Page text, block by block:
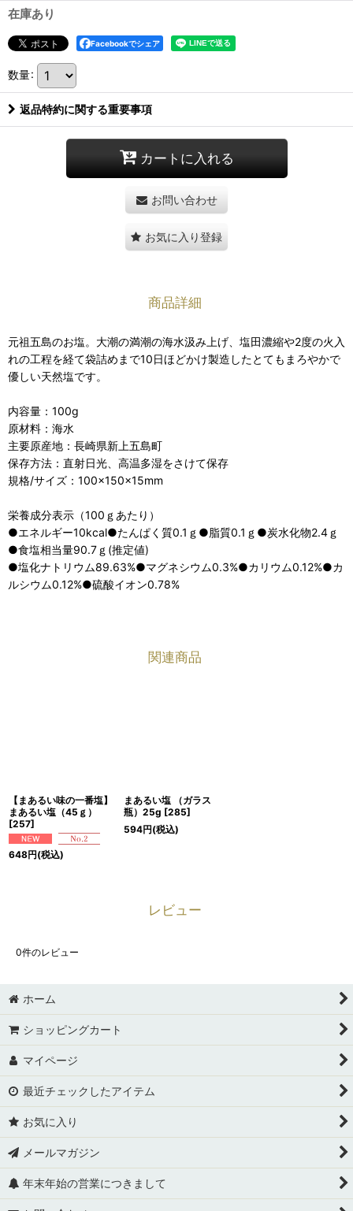
在庫あり
Facebookでシェア
数量:
返品特約に関する重要事項
カートに入れる
お問い合わせ
お気に入り登録
商品詳細
元祖五島のお塩。大潮の満潮の海水汲み上げ、塩田濃縮や2度の火入
れの工程を経て袋詰めまで10日ほどかけ製造したとてもまろやかで
優しい天然塩です。
内容量：100g
原材料：海水
主要原産地：長崎県新上五島町
保存方法：直射日光、高温多湿をさけて保存
規格/サイズ：100×150×15mm
栄養成分表示（100ｇあたり）
●エネルギー10kcal●たんぱく質0.1ｇ●脂質0.1ｇ●炭水化物2.4ｇ
●食塩相当量90.7ｇ(推定値)
●塩化ナトリウム89.63%●マグネシウム0.3%●カリウム0.12%●カ
ルシウム0.12%●硫酸イオン0.78%
関連商品
【まあるい味の一番塩】
まあるい塩（45ｇ）
[257]
648円(税込)
まあるい塩 （ガラス
瓶）25g [285]
594円(税込)
レビュー
0件のレビュー
ホーム
ショッピングカート
マイページ
最近チェックしたアイテム
お気に入り
メールマガジン
年末年始の営業につきまして